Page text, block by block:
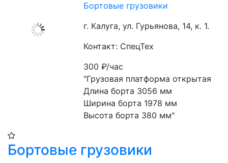
Бортовые грузовики
г. Калуга, ул. Гурьянова, 14, к. 1.
Контакт: СпецТех
300₽/час
"Грузовая платформа открытая
Длина борта 3056 мм
Ширина борта 1978 мм
Высота борта 380 мм"
Бортовые грузовики